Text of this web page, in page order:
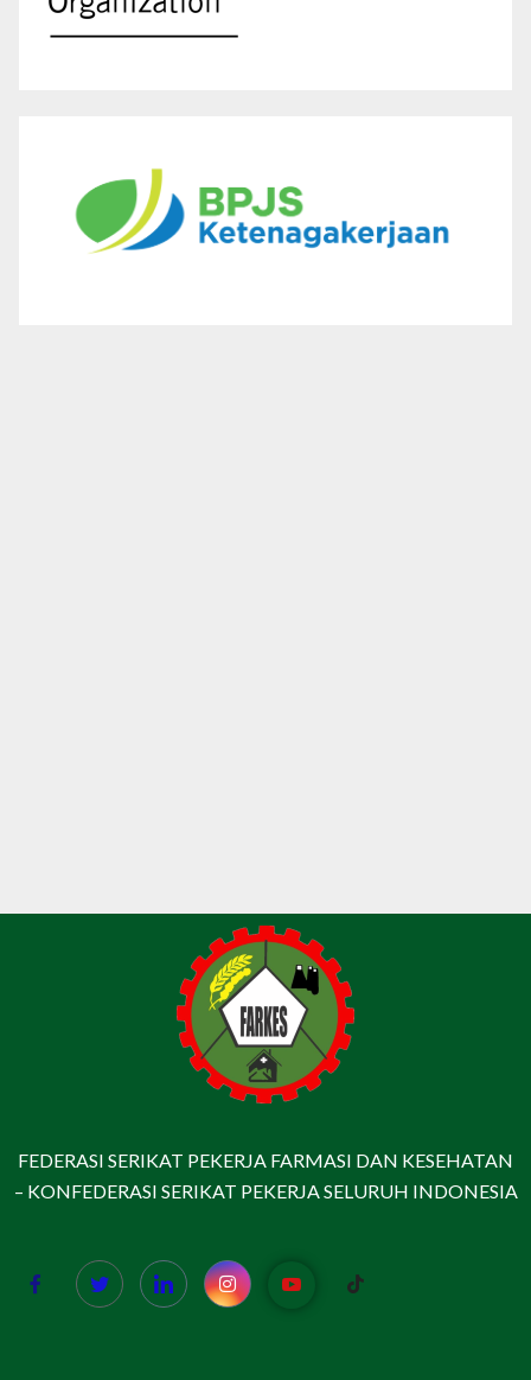
FEDERASI SERIKAT PEKERJA FARMASI DAN KESEHATAN
– KONFEDERASI SERIKAT PEKERJA SELURUH INDONESIA